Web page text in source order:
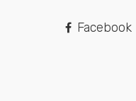
Facebook